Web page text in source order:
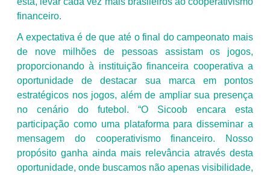
financeiro.
A expectativa é de que até o final do campeonato mais
de nove milhões de pessoas assistam os jogos,
proporcionando à instituição financeira cooperativa a
oportunidade de destacar sua marca em pontos
estratégicos nos jogos, além de ampliar sua presença
no cenário do futebol. “O Sicoob encara esta
participação como uma plataforma para disseminar a
mensagem do cooperativismo financeiro. Nosso
propósito ganha ainda mais relevância através desta
oportunidade, onde buscamos não apenas visibilidade,